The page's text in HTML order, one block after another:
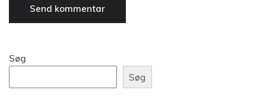
Søg
Søg